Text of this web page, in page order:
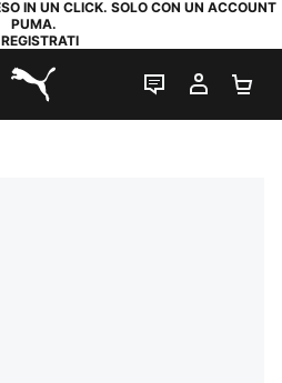
IN UN CLICK. SOLO CON UN ACCOUNT
PUMA.
REGISTRATI
PUMA.com
CHAT IL MIO